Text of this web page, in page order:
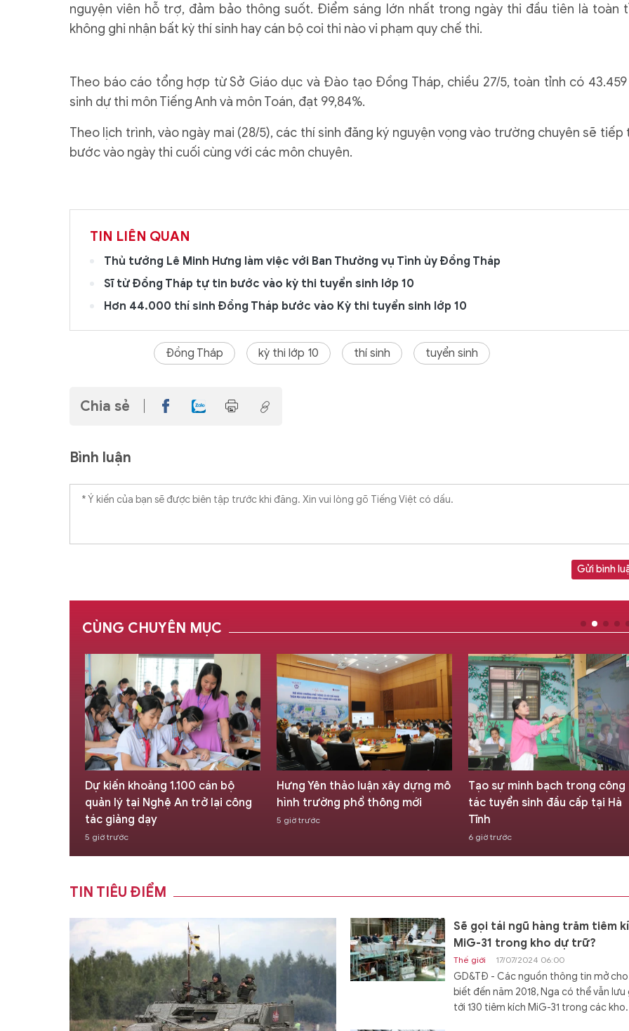
nguyện viên hỗ trợ, đảm bảo thông suốt. Điểm sáng lớn nhất trong ngày thi đầu tiên là toàn
không ghi nhận bất kỳ thí sinh hay cán bộ coi thi nào vi phạm quy chế thi.
Theo báo cáo tổng hợp từ Sở Giáo dục và Đào tạo Đồng Tháp, chiều 27/5, toàn tỉnh có
sinh dự thi môn Tiếng Anh và môn Toán, đạt 99,84%.
Theo lịch trình, vào ngày mai (28/5), các thí sinh đăng ký nguyện vọng vào trường chuyên sẽ tiếp
bước vào ngày thi cuối cùng với các môn chuyên.
TIN LIÊN QUAN
Thủ tướng Lê Minh Hưng làm việc với Ban Thường vụ Tỉnh ủy Đồng Tháp
Sĩ tử Đồng Tháp tự tin bước vào kỳ thi tuyển sinh lớp 10
Hơn 44.000 thí sinh Đồng Tháp bước vào Kỳ thi tuyển sinh lớp 10
Đồng Tháp kỳ thi lớp 10 thí sinh tuyển sinh
Chia sẻ
Bình luận
Gửi bình
CÙNG CHUYÊN MỤC
Dự kiến khoảng 1.100 cán bộ
quản lý tại Nghệ An trở lại công
tác giảng dạy
5 giờ trước
Hưng Yên thảo luận xây dựng mô
hình trường phổ thông mới
5 giờ trước
Tạo sự minh bạch trong công
tác tuyển sinh đầu cấp tại Hà
Tĩnh
6 giờ trước
TIN TIÊU ĐIỂM
Sẽ gọi tái ngũ hàng trăm tiêm
MiG-31 trong kho dự trữ?
Thế giới 17/07/2024 06:00
GD&TĐ - Các nguồn thông tin mở cho
biết đến năm 2018, Nga có thể vẫn lưu
tới 130 tiêm kích MiG-31 trong các